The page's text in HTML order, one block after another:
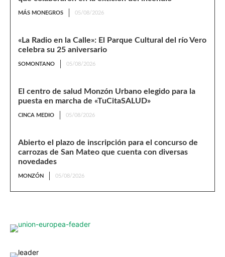
MÁS MONEGROS 05/08/2026
«La Radio en la Calle»: El Parque Cultural del río Vero
celebra su 25 aniversario
SOMONTANO 05/08/2026
El centro de salud Monzón Urbano elegido para la
puesta en marcha de «TuCitaSALUD»
CINCA MEDIO 05/08/2026
Abierto el plazo de inscripción para el concurso de
carrozas de San Mateo que cuenta con diversas
novedades
MONZÓN 05/08/2026